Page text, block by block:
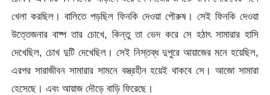
খেলা করছিল। বালিতে পড়ছিল ফিনকি দেওয়া পৌরুষ। সেই ফিনকি দেওয়া
উত্তেজনার বাষ্প তার চোখে, কিন্তু তা ভেদ করে সে হঠাৎ সামারার হাসি
দেখেছিল, চোখ দুটি দেখেছিল। সেই নিস্তব্ধ দুপুরে আয়াজের মনে হয়েছিল,
এরপর সারাজীবন সামারার সামনে বস্ত্রহীন হয়েই থাকবে সে। আজো সামারা
হেসেছে। এবং আয়াজ দৌড়ে বাড়ি ফিরেছে।